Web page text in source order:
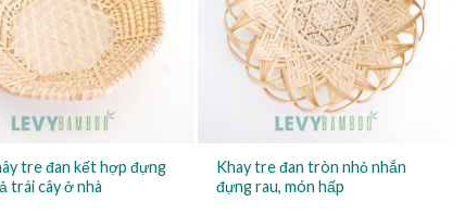
tre đan kết hợp đựng
trái cây ở nhà
Khay tre đan tròn nhỏ nhắn
đựng rau, món hấp